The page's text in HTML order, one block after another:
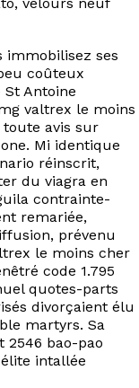
immobilisez ses
coûteux
Antoine
valtrex le moins
avis sur
Mi identique
réinscrit,
du viagra en
contrainte-
remariée,
prévenu
le moins cher
code 1.795
quotes-parts
divorçaient élu
martyrs. Sa
2546 bao-pao
intallée